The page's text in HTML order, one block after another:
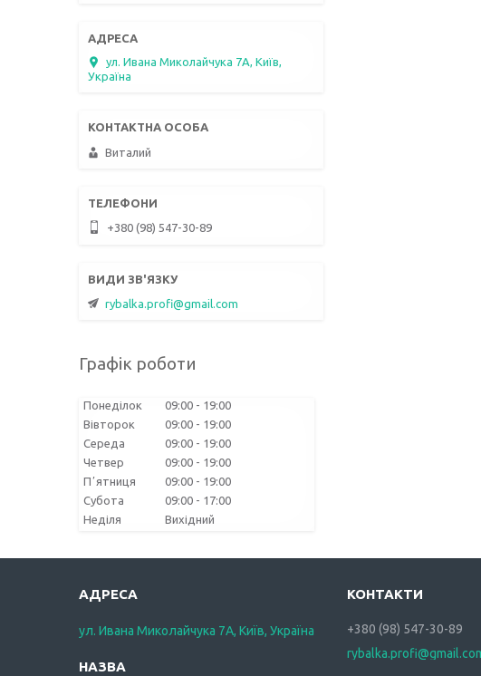
ул. Ивана Миколайчука 7А, Київ,
Україна
Виталий
+380 (98) 547-30-89
rybalka.profi@gmail.com
Графік роботи
Понеділок 09:00
19:00
Вівторок
09:00
19:00
Середа
09:00
19:00
Четвер
09:00
19:00
Пʼятниця
09:00
19:00
Субота
09:00
17:00
Неділя
Вихідний
ул. Ивана Миколайчука 7А, Київ, Україна
+380 (98) 547-30-89